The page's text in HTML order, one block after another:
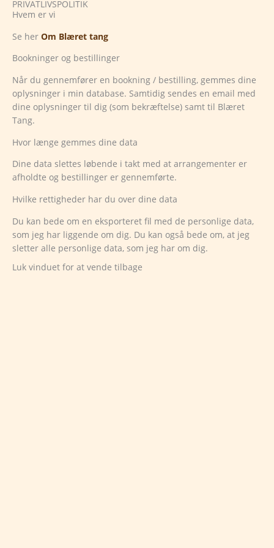
indholdet
PRIVATLIVSPOLITIK
Hvem er vi
Se her Om Blæret tang
Bookninger og bestillinger
Når du gennemfører en bookning / bestilling, gemmes dine
oplysninger i min database. Samtidig sendes en email med
dine oplysninger til dig (som bekræftelse) samt til Blæret
Tang.
Hvor længe gemmes dine data
Dine data slettes løbende i takt med at arrangementer er
afholdte og bestillinger er gennemførte.
Hvilke rettigheder har du over dine data
Du kan bede om en eksporteret fil med de personlige data,
som jeg har liggende om dig. Du kan også bede om, at jeg
sletter alle personlige data, som jeg har om dig.
Luk vinduet for at vende tilbage